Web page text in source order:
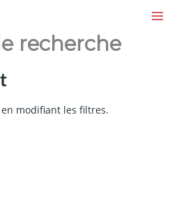
recherche
modifiant les filtres.